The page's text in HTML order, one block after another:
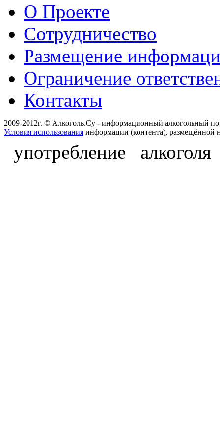
О Проекте
Сотрудничество
Размещение
Ограничение
Контакты
2009-2012г. © Алкоголь.Су - информационный алкогольный
Условия использования информации (контента), размещённой
употребление